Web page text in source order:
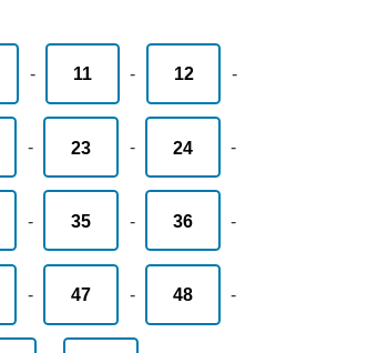
- 11 - 12 -
- 23 - 24 -
- 35 - 36 -
- 47 - 48 -